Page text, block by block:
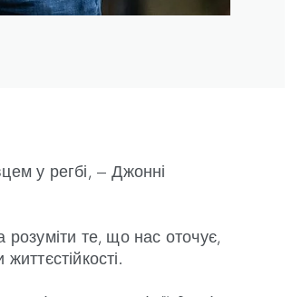
у регбі, — Джонні
розуміти те, що нас оточує,
.